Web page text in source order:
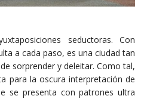
seductoras. Con
a cada paso, es una ciudad tan
sorprender y deleitar. Como tal,
para la oscura interpretación de
se presenta con patrones ultra